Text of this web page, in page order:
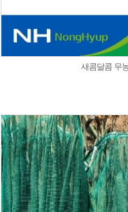
새콤달콤 무